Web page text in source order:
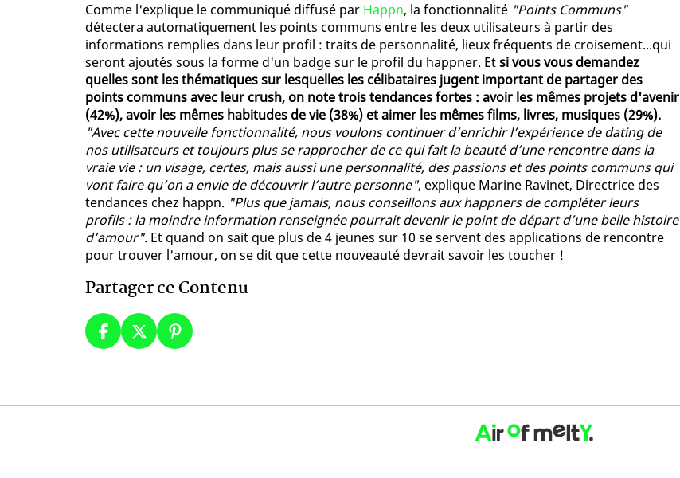
Comme l'explique le communiqué diffusé par Happn, la fonctionnalité "Points Communs"
détectera automatiquement les points communs entre les deux utilisateurs à partir des
informations remplies dans leur profil : traits de personnalité, lieux fréquents de croisement...qui
seront ajoutés sous la forme d'un badge sur le profil du happner. Etsi vous vous demandez
quelles sont les thématiques sur lesquelles les célibataires jugent important de partager des
points communs avec leur crush, on note trois tendances fortes : avoir les mêmes projets d'avenir
(42%), avoir les mêmes habitudes de vie (38%) et aimer les mêmes films, livres, musiques (29%).
"Avec cette nouvelle fonctionnalité, nous voulons continuer d’enrichir l’expérience de dating de
nos utilisateurs et toujours plus se rapprocher de ce qui fait la beauté d’une rencontre dans la
vraie vie : un visage, certes, mais aussi une personnalité, des passions et des points communs qui
vont faire qu’on a envie de découvrir l’autre personne", explique Marine Ravinet, Directrice des
tendances chez happn. "Plus que jamais, nous conseillons aux happners de compléter leurs
profils : la moindre information renseignée pourrait devenir le point de départ d’une belle histoire
d’amour". Et quand on sait que plus de 4 jeunes sur 10 se servent des applications de rencontre
pour trouver l'amour, on se dit que cette nouveauté devrait savoir les toucher !
Partager ce Contenu